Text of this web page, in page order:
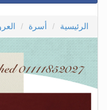
الرئيسية أسرة